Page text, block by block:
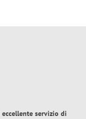
eccellente servizio di